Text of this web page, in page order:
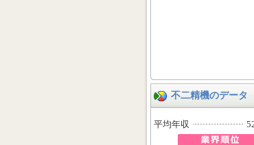
不二精機のデータ
平均年収